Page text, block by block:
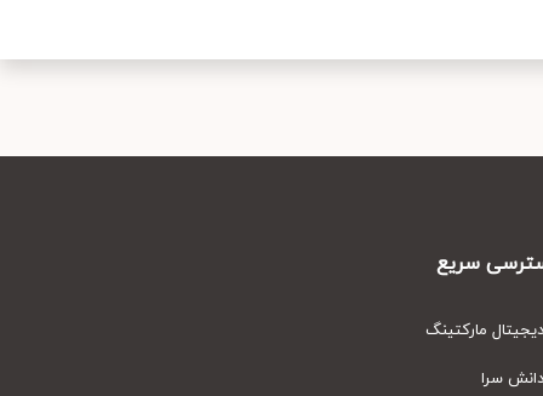
سریع
مارکتینگ
سرا